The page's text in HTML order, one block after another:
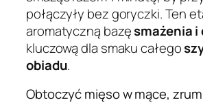
połączyły bez goryczki. Ten
aromatyczną bazęsmażenia i
kluczową dla smaku całego
obiadu.
Obtoczyć mięso w mące,